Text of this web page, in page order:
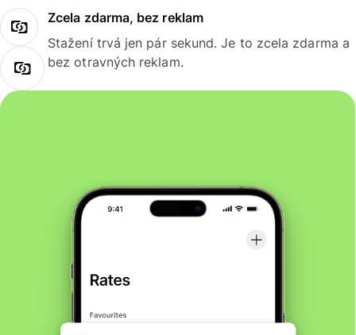
Zcela zdarma, bez reklam
Stažení trvá jen pár sekund. Je to zcela zdarma a
bez otravných reklam.